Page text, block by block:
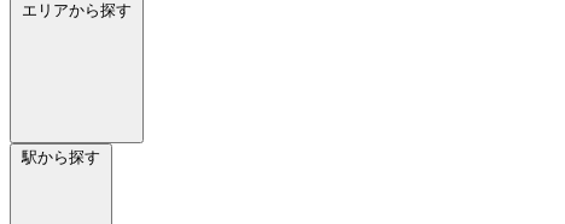
エリアから探す
駅から探す